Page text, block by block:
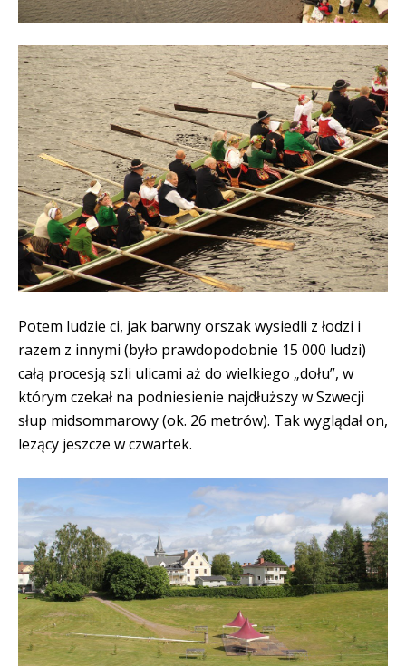
Potem ludzie ci, jak barwny orszak wysiedli z łodzi i
razem z innymi (było prawdopodobnie 15 000 ludzi)
całą procesją szli ulicami aż do wielkiego „dołu”, w
którym czekał na podniesienie najdłuższy w Szwecji
słup midsommarowy (ok. 26 metrów). Tak wyglądał on,
lezący jeszcze w czwartek.